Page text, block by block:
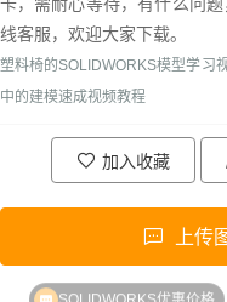
线客服，欢迎大家下载。
塑料椅的SOLIDWORKS模型学习
中的建模速成视频教程
加入收藏
上传